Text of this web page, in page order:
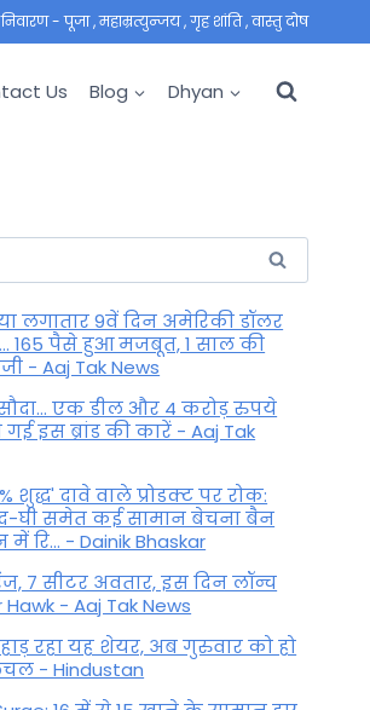
- पूजा , महाम्रत्युन्जय , गृह शांति , वास्तु दोष
Us Blog Dhyan
लगातार 9वें दिन अमेरिकी डॉलर
165 पैसे हुआ मजबूत, 1 साल की
- Aaj Tak News
एक डील और 4 करोड़ रुपये
इस ब्रांड की कारें - Aaj Tak
शुद्ध' दावे वाले प्रोडक्ट पर रोक:
घी समेत कई सामान बेचना बैन
में रि... - Dainik Bhaskar
7 सीटर अवतार, इस दिन लॉन्च
Hawk - Aaj Tak News
रहा यह शेयर, अब गुरुवार को हो
- Hindustan